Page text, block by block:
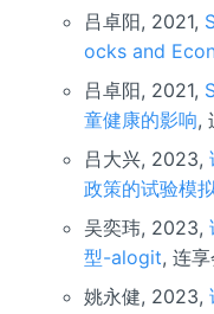
吕卓阳, 2021,
ocks and
吕卓阳, 2021,
童健康的影响,
吕大兴, 2023,
政策的试验模
吴奕玮, 2023,
型-alogit, 连
姚永健, 2023,